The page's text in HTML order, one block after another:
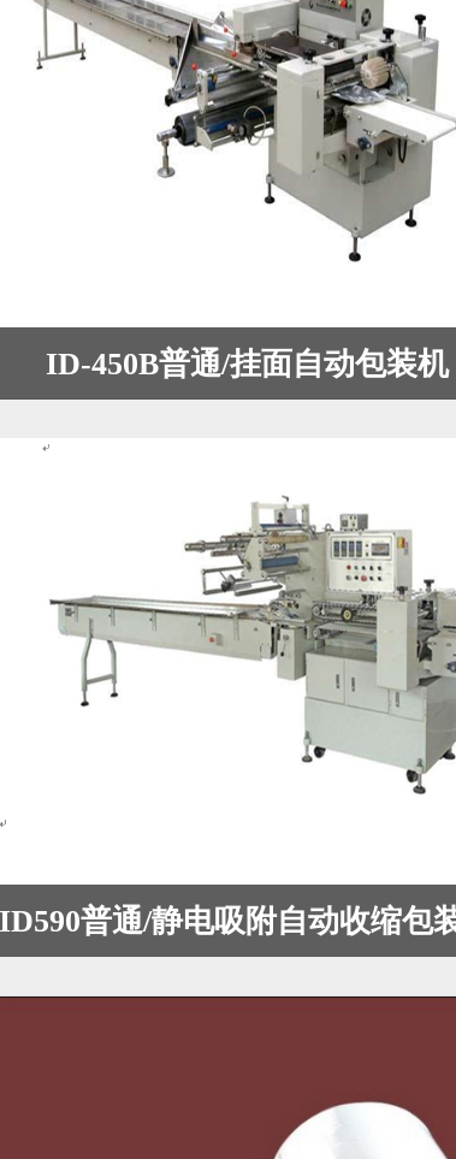
ID-450B普通/挂面自动包装机
ID590普通/静电吸附自动收缩包